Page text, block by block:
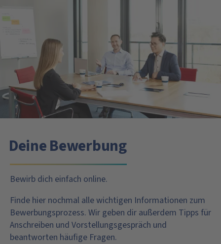
Deine Bewerbung
Bewirb dich einfach online.
Finde hier nochmal alle wichtigen Informationen zum
Bewerbungsprozess. Wir geben dir außerdem Tipps für
Anschreiben und Vorstellungsgespräch und
beantworten häufige Fragen.